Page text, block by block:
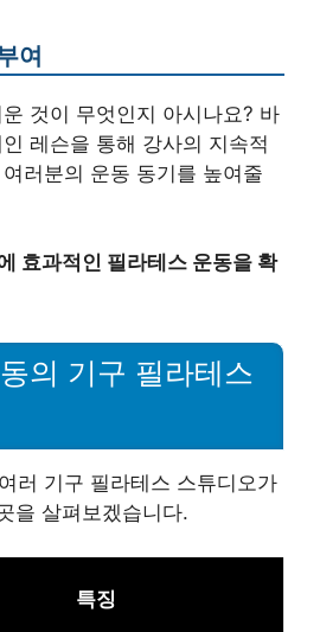
여
것이 무엇인지 아시나요? 바
레슨을 통해 강사의 지속적
러분의 운동 동기를 높여줄
효과적인 필라테스 운동을 확
의 기구 필라테스
러 기구 필라테스 스튜디오가
을 살펴보겠습니다.
특징